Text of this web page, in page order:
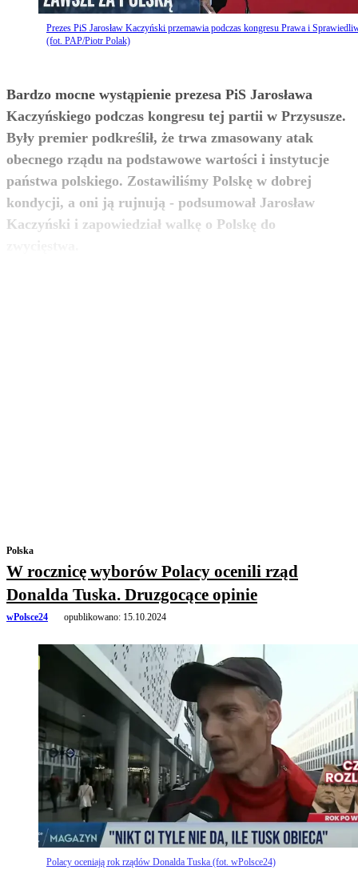
Prezes PiS Jarosław Kaczyński przemawia podczas kongresu Prawa i
(fot. PAP/Piotr Polak)
Bardzo mocne wystąpienie prezesa PiS Jarosława
Kaczyńskiego podczas kongresu tej partii w Przysusze.
Były premier podkreślił, że trwa zmasowany atak
obecnego rządu na podstawowe wartości i instytucje
państwa polskiego. Zostawiliśmy Polskę w dobrej
kondycji, a oni ją rujnują - podsumował Jarosław
Kaczyński i zapowiedział walkę o Polskę do
zobacz więcej
Polska
W rocznicę wyborów Polacy ocenili rząd
Donalda Tuska. Druzgocące opinie
wPolsce24 opublikowano: 15.10.2024
Polacy oceniają rok rządów Donalda Tuska (fot. wPolsce24)